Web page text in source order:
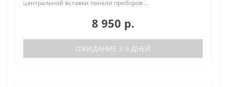
центральной вставки панели приборов ..
8 950 р.
ОЖИДАНИЕ 3-5 ДНЕЙ